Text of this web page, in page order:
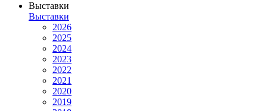
Выставки
Выставки
2026
2025
2024
2023
2022
2021
2020
2019